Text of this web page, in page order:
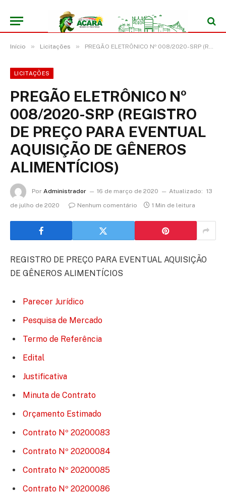
Início » Licitações » PREGÃO ELETRÔNICO Nº 008/2020-SRP (REGISTRO DE PREÇO PARA EVENTUAL AQUISIÇÃO DE GÊNEROS ALIMENTÍCIOS)
LICITAÇÕES
PREGÃO ELETRÔNICO Nº
008/2020-SRP (REGISTRO
DE PREÇO PARA EVENTUAL
AQUISIÇÃO DE GÊNEROS
ALIMENTÍCIOS)
Por Administrador 16 de março de 2020 Atualizado: 13
de julho de 2020
Nenhum comentário 1 Min de leitura
REGISTRO DE PREÇO PARA EVENTUAL AQUISIÇÃO
DE GÊNEROS ALIMENTÍCIOS
Parecer Jurídico
Pesquisa de Mercado
Termo de Referência
Edital
Justificativa
Minuta de Contrato
Orçamento Estimado
Contrato Nº 20200083
Contrato Nº 20200084
Contrato Nº 20200085
Contrato Nº 20200086